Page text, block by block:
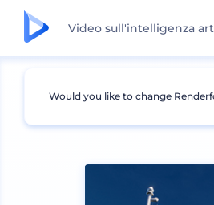
Video sull'intelligenza
Mockup Brand
Would you like to change